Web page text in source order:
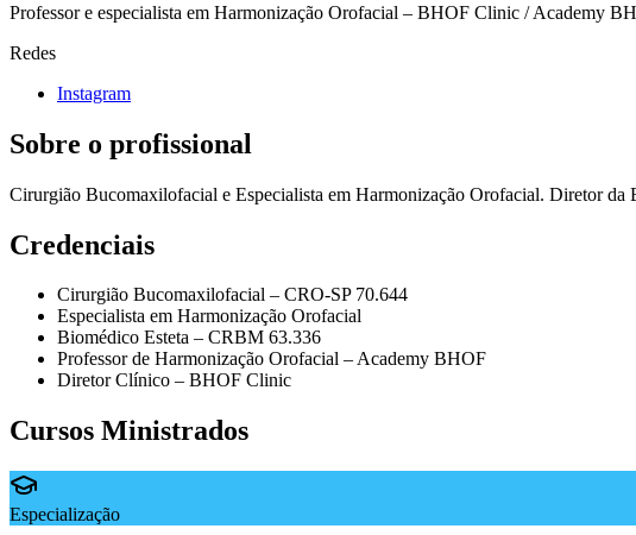
Professor e especialista em Harmonização Orofacial – BHOF Clinic / Academy
Redes
Instagram
Sobre o profissional
Cirurgião Bucomaxilofacial e Especialista em Harmonização Orofacial. Diretor
Credenciais
Cirurgião Bucomaxilofacial – CRO-SP 70.644
Especialista em Harmonização Orofacial
Biomédico Esteta – CRBM 63.336
Professor de Harmonização Orofacial – Academy BHOF
Diretor Clínico – BHOF Clinic
Cursos Ministrados
Especialização